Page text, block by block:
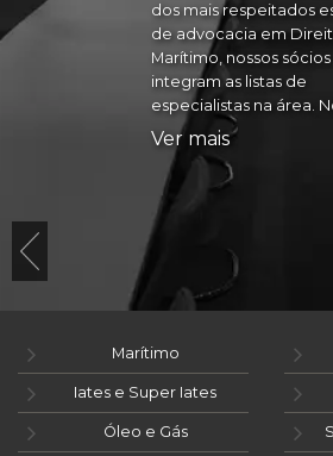
dos mais respeitados
de advocacia em
Marítimo, nossos sócios
integram as listas de
especialistas na área.
Ver mais
Marítimo
Iates e Super Iates
Óleo e Gás